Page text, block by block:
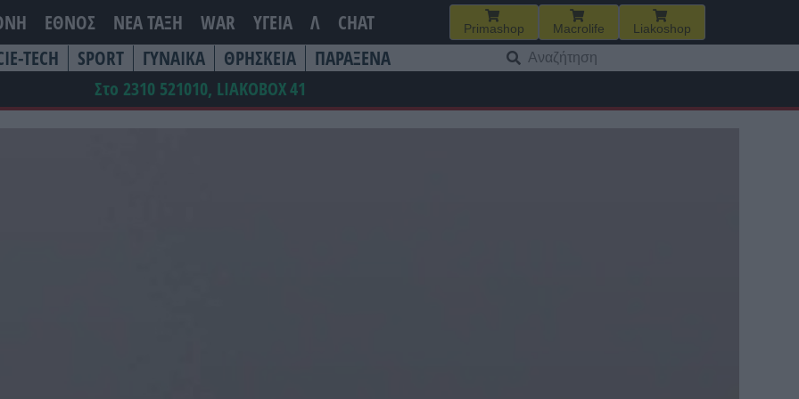
ΕΘΝΟΣ ΝΕΑ ΤΆΞΗ WAR ΥΓΕΙΑ Λ CHAT Primashop Macrolife Liakoshop
TECH SPORT ΓΥΝΑΙΚΑ ΘΡΗΣΚΕΙΑ ΠΑΡΑΞΕΝΑ
για:
Στο 2310 521010, LIAKOBOX41